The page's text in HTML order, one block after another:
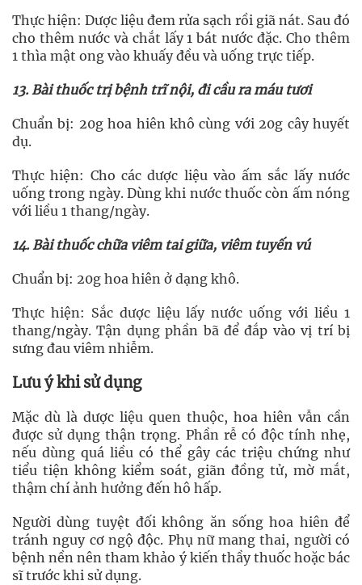
Thực hiện: Dược liệu đem rửa sạch rồi giã nát. Sau đó
cho thêm nước và chắt lấy 1 bát nước đặc. Cho thêm
1 thìa mật ong vào khuấy đều và uống trực tiếp.
13. Bài thuốc trị bệnh trĩ nội, đi cầu ra máu tươi
Chuẩn bị: 20g hoa hiên khô cùng với 20g cây huyết
dụ.
Thực hiện: Cho các dược liệu vào ấm sắc lấy nước
uống trong ngày. Dùng khi nước thuốc còn ấm nóng
với liều 1 thang/ngày.
14. Bài thuốc chữa viêm tai giữa, viêm tuyến vú
Chuẩn bị: 20g hoa hiên ở dạng khô.
Thực hiện: Sắc dược liệu lấy nước uống với liều 1
thang/ngày. Tận dụng phần bã để đắp vào vị trí bị
sưng đau viêm nhiễm.
Lưu ý khi sử dụng
Mặc dù là dược liệu quen thuộc, hoa hiên vẫn cần
được sử dụng thận trọng. Phần rễ có độc tính nhẹ,
nếu dùng quá liều có thể gây các triệu chứng như
tiểu tiện không kiểm soát, giãn đồng tử, mờ mắt,
thậm chí ảnh hưởng đến hô hấp.
Người dùng tuyệt đối không ăn sống hoa hiên để
tránh nguy cơ ngộ độc. Phụ nữ mang thai, người có
bệnh nền nên tham khảo ý kiến thầy thuốc hoặc bác
sĩ trước khi sử dụng.